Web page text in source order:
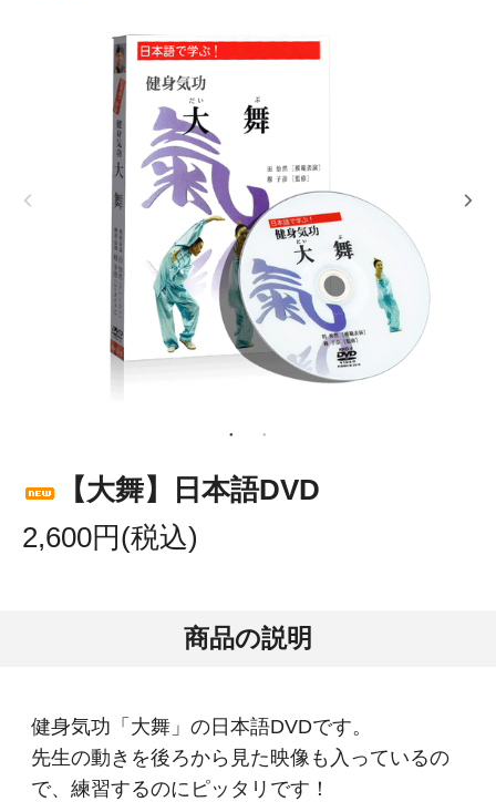
【大舞】日本語DVD
2,600円(税込)
商品の説明
健身気功「大舞」の日本語DVDです。
先生の動きを後ろから見た映像も入っているの
で、練習するのにピッタリです！